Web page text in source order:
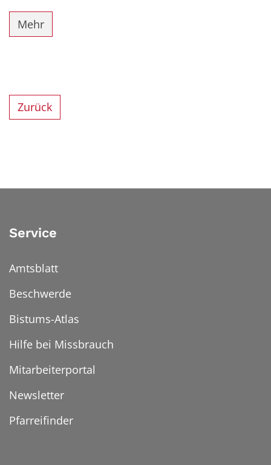
Mehr
Zurück
Service
Amtsblatt
Beschwerde
Bistums-Atlas
Hilfe bei Missbrauch
Mitarbeiterportal
Newsletter
Pfarreifinder